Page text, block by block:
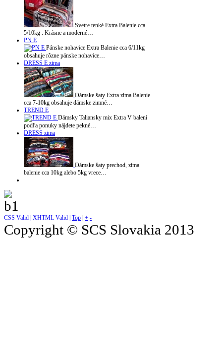
Svetre tenké Extra Balenie cca
5/10kg . Krásne a moderné…
PN E
Pánske nohavice Extra Balenie cca 6/11kg
obsahuje rôzne pánske nohavice…
DRESS E zima
Dámske šaty Extra zima Balenie
cca 7-10kg obsahuje dámske zimné…
TREND E
Dámsky Taliansky mix Extra V balení
podľa ponuky nájdete pekné…
DRESS zima
Dámske šaty prechod, zima
balenie cca 10kg alebo 5kg vrece…
CSS Valid | XHTML Valid | Top | + -
Copyright © SCS Slovakia 2013